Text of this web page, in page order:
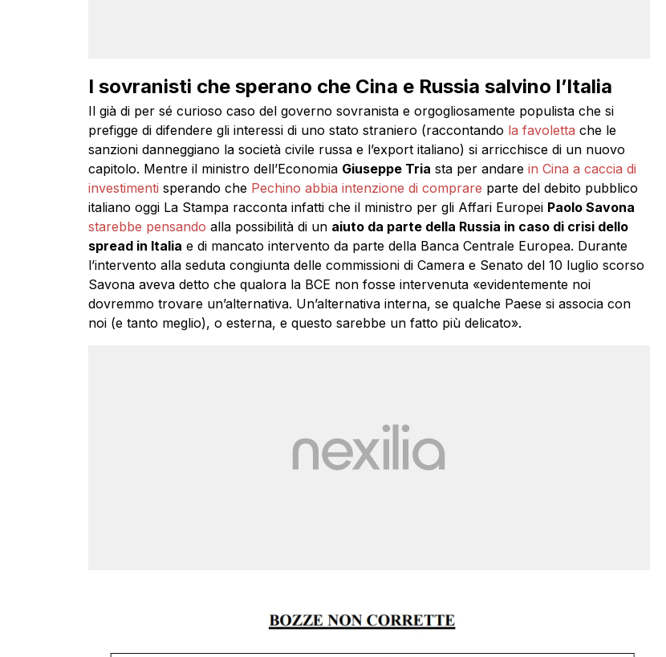
I sovranisti che sperano che Cina e Russia salvino l’Italia
Il già di per sé curioso caso del governo sovranista e orgogliosamente populista che si
prefigge di difendere gli interessi di uno stato straniero (raccontando la favoletta che le
sanzioni danneggiano la società civile russa e l’export italiano) si arricchisce di un nuovo
capitolo. Mentre il ministro dell’Economia Giuseppe Tria sta per andarein Cina a caccia di
investimenti sperando che Pechino abbia intenzione di comprare parte del debito pubblico
italiano oggi La Stampa racconta infatti che il ministro per gli Affari Europei Paolo Savona
starebbe pensando alla possibilità di un aiuto da parte della Russia in caso di crisi dello
spread in Italia e di mancato intervento da parte della Banca Centrale Europea. Durante
l’intervento alla seduta congiunta delle commissioni di Camera e Senato del 10 luglio scorso
Savona aveva detto che qualora la BCE non fosse intervenuta «evidentemente noi
dovremmo trovare un’alternativa. Un’alternativa interna, se qualche Paese si associa con
noi (e tanto meglio), o esterna, e questo sarebbe un fatto più delicato».